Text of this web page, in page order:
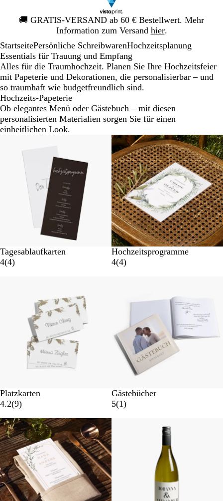
🚚 GRATIS-VERSAND ab 60 € Bestellwert. Mehr
Information zum Versand hier.
Galeriebild
1
StartseitePersönliche SchreibwarenHochzeitsplanung
Essentials für Trauung und Empfang
Alles für die Traumhochzeit. Planen Sie Ihre Hochzeitsfeier
mit Papeterie und Dekorationen, die personalisierbar – und
so traumhaft wie budgetfreundlich sind.
Hochzeits-Papeterie
Ob elegantes Menü oder Gästebuch – mit diesen
personalisierten Materialien sorgen Sie für einen
einheitlichen Look.
Tagesablaufkarten
4(4)
Hochzeitsprogramme
4(4)
Platzkarten
4.2(9)
Gästebücher
5(1)